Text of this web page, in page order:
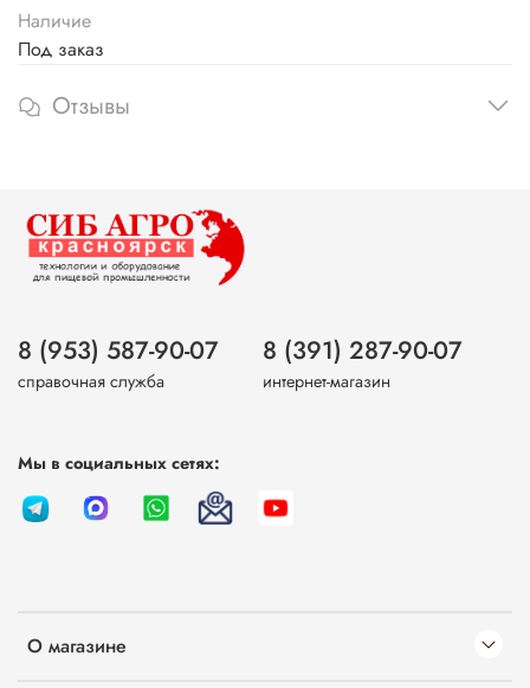
Наличие
Под заказ
Отзывы
О магазине
8 (953) 587-90-07
справочная служба
8 (391) 287-90-07
интернет-магазин
Мы в социальных сетях: